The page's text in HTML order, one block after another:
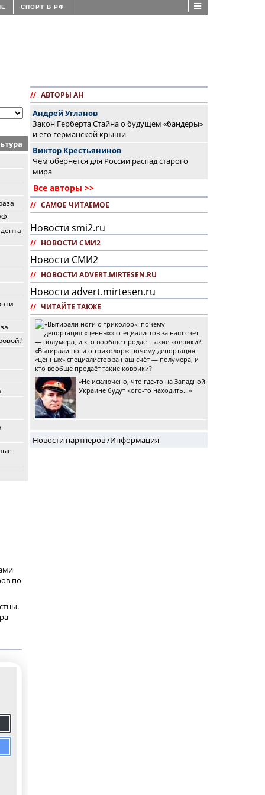
СПОРТ В РФ
по
// АВТОРЫ АН
Андрей Угланов
Закон Герберта Стайна о будущем «бандеры»
и его германской крыши
Виктор Крестьянинов
Чем обернётся для России распад старого
мира
Все авторы >>
// САМОЕ ЧИТАЕМОЕ
Новости smi2.ru
// НОВОСТИ СМИ2
Новости СМИ2
// НОВОСТИ ADVERT.MIRTESEN.RU
Новости advert.mirtesen.ru
// ЧИТАЙТЕ ТАКЖЕ
«Вытирали ноги о триколор»: почему депортация
«ценных» специалистов за наш счёт — полумера, и
кто вообще продаёт такие коврики?
«Не исключено, что где-то на Западной
Украине будут кого-то находить...»
Новости партнеров/Информация